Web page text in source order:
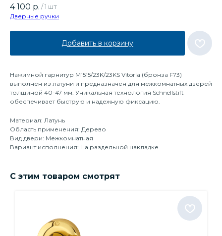
4 100 р. / 1 шт
Дверные ручки
Добавить в корзину
Нажимной гарнитур М1515/23K/23KS Vitoria (бронза F73)
выполнен из латуни и предназначен для межкомнатных дверей
толщиной 40-47 мм. Уникальная технология Schnellstift
обеспечивает быструю и надежную фиксацию.
Материал: Латунь
Область применения: Дерево
Вид двери: Межкомнатная
Вариант исполнения: На раздельной накладке
С этим товаром смотрят